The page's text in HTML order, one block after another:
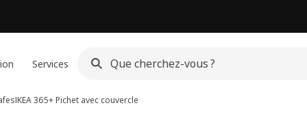
Services
IKEA 365+Pichet avec couvercle